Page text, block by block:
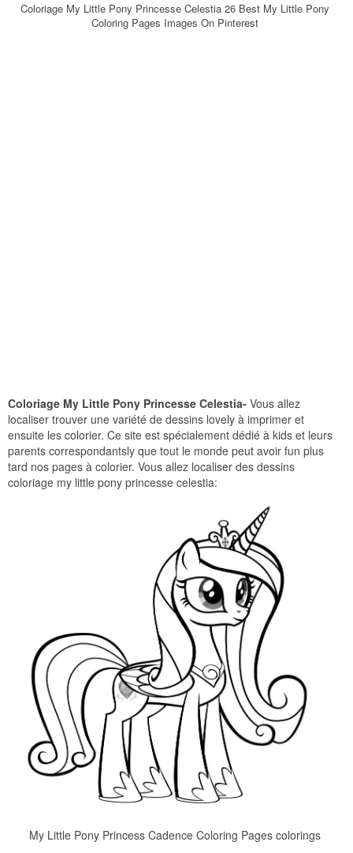
Coloriage My Little Pony Princesse Celestia 26 Best My Little Pony
Coloring Pages Images On Pinterest
Coloriage My Little Pony Princesse Celestia- Vous allez
localiser trouver une variété de dessins lovely à imprimer et
ensuite les colorier. Ce site est spécialement dédié à kids et leurs
parents correspondantsly que tout le monde peut avoir fun plus
tard nos pages à colorier. Vous allez localiser des dessins
coloriage my little pony princesse celestia:
My Little Pony Princess Cadence Coloring Pages colorings